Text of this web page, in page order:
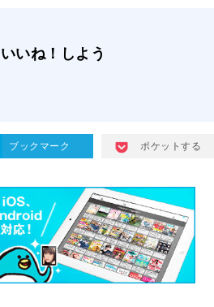
いね！しよう
ブックマーク ポケットする